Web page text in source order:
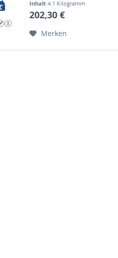
Selbstspannfunktion
gewährleisten ein
während der Fahrt.
Inhalt4.1 Kilogramm
202,30 €
Merken